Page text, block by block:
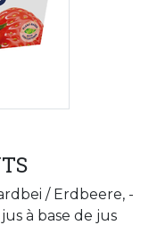
/ Erdbeere, -
à base de jus